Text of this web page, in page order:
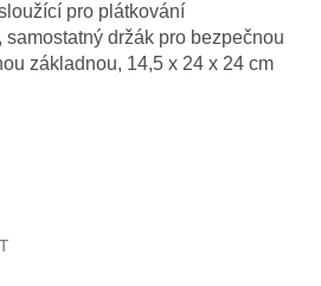
pro plátkování
držák pro bezpečnou
základnou, 14,5 x 24 x 24 cm